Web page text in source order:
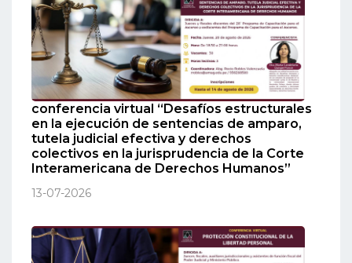
conferencia virtual “Desafíos estructurales
en la ejecución de sentencias de amparo,
tutela judicial efectiva y derechos
colectivos en la jurisprudencia de la Corte
Interamericana de Derechos Humanos”
13-07-2026